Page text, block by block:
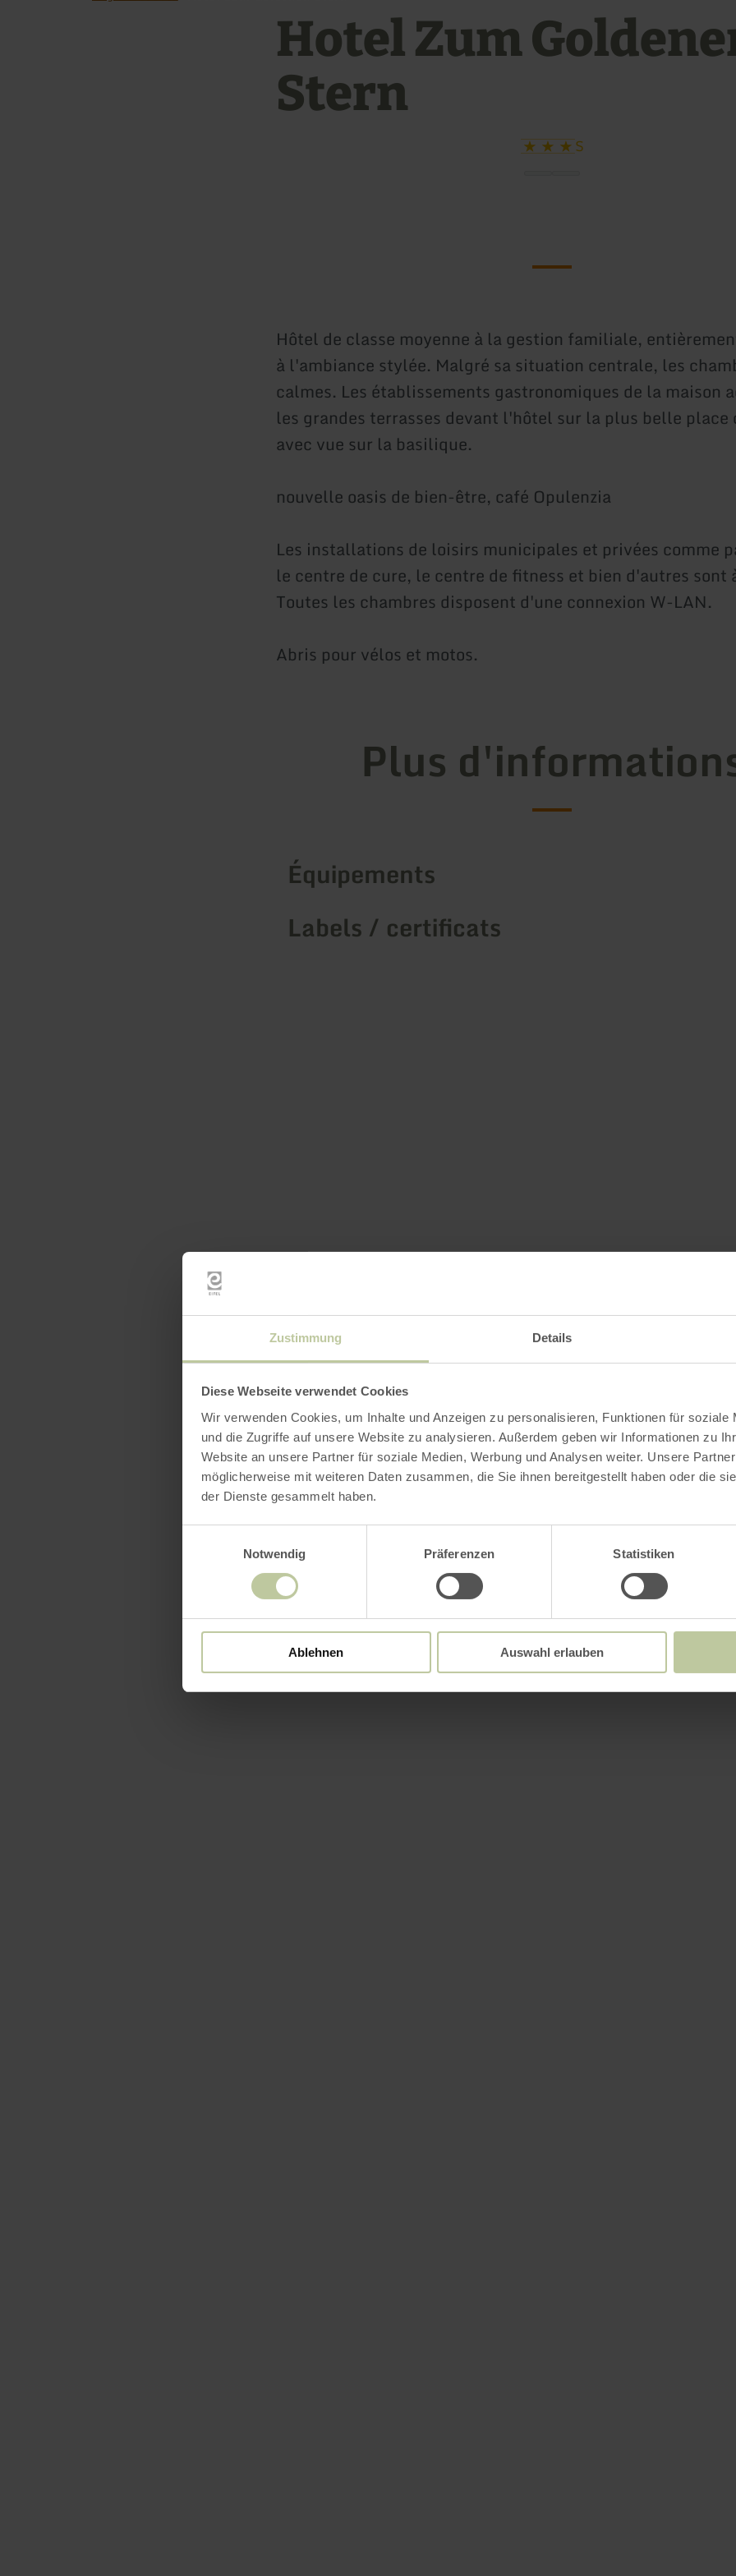
Zustimmung Details
Diese Webseite verwendet Cookies
Wir verwenden Cookies, um Inhalte und Anzeigen zu personalisieren, Funktionen für soziale
und die Zugriffe auf unsere Website zu analysieren. Außerdem geben wir Informationen zu
Website an unsere Partner für soziale Medien, Werbung und Analysen weiter. Unsere
möglicherweise mit weiteren Daten zusammen, die Sie ihnen bereitgestellt haben oder die
der Dienste gesammelt haben.
Notwendig
Präferenzen Statistiken
Ablehnen Auswahl erlauben
Hotel Zum
Stern
S
Hôtel de classe moyenne à la gestion familiale,
à l'ambiance stylée. Malgré sa situation centrale, les
calmes. Les établissements gastronomiques de la maison
les grandes terrasses devant l'hôtel sur la plus belle place
avec vue sur la basilique.
nouvelle oasis de bien-être, café Opulenzia
Les installations de loisirs municipales et privées comme
le centre de cure, le centre de fitness et bien d'autres sont
Toutes les chambres disposent d'une connexion W-LAN.
Abris pour vélos et motos.
Plus
Équipements
Labels / certificats